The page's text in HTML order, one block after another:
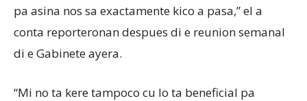
pa asina nos sa exactamente kico a pasa,” el a
conta reporteronan despues di e reunion semanal
di e Gabinete ayera.
“Mi no ta kere tampoco cu lo ta beneficial pa